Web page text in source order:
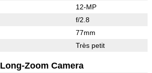
12-MP
f/2.8
77mm
Très petit
Long-Zoom Camera